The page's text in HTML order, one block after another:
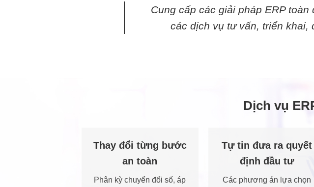
Cung cấp các giải pháp ERP
các dịch vụ tư vấn, triển khai,
Dịch vụ
Thay đổi từng bước
an toàn
Phân kỳ chuyển đổi số, áp
Tự tin đưa ra quyết
định đầu tư
Các phương án lựa chọn